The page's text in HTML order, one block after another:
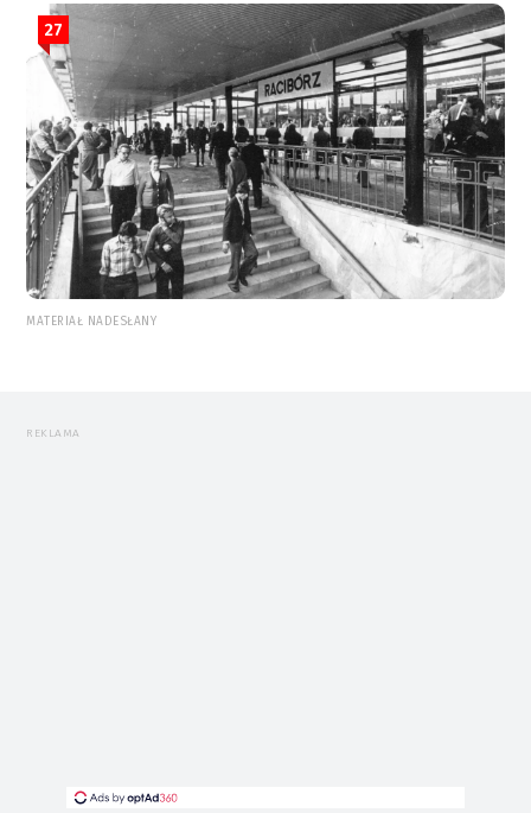
27
MATERIAŁ NADESŁANY
REKLAMA